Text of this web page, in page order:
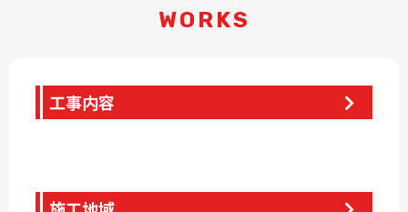
WORKS
工事内容